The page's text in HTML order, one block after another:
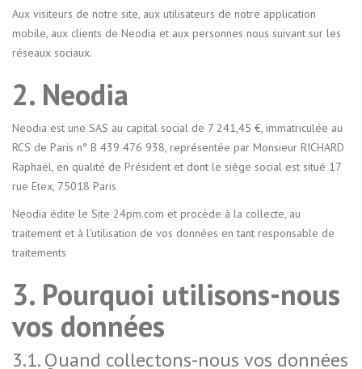
Aux visiteurs de notre site, aux utilisateurs de notre application
mobile, aux clients de Neodia et aux personnes nous suivant sur les
réseaux sociaux.
2. Neodia
Neodia est une SAS au capital social de 7 241,45 €, immatriculée au
RCS de Paris n° B 439 476 938, représentée par Monsieur RICHARD
Raphaël, en qualité de Président et dont le siège social est situé 17
rue Etex, 75018 Paris
Neodia édite le Site 24pm.com et procède à la collecte, au
traitement et à l’utilisation de vos données en tant responsable de
traitements
3. Pourquoi utilisons-nous
vos données
3.1. Quand collectons-nous vos données